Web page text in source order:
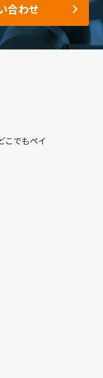
合わせ
こでもペイ